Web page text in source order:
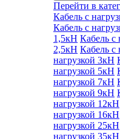
Перейти в
Кабель с
Кабель с
1,5кН Кабель с
2,5кН Кабель с
нагрузкой 3кН
нагрузкой 5кН
нагрузкой 7кН
нагрузкой 9кН
нагрузкой 12кН
нагрузкой 16кН
нагрузкой 25кН
нагрузкой 35кН